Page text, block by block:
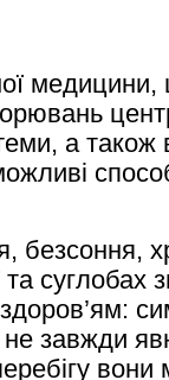
а також
безсоння,
суглобах
завжди